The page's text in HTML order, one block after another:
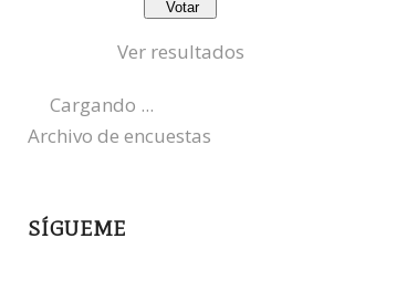
Ver resultados
Cargando ...
Archivo de encuestas
SÍGUEME